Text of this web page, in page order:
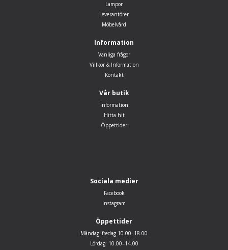
Lampor
Leverantörer
Möbelvård
Information
Vanliga frågor
Villkor & Information
Kontakt
Vår butik
Information
Hitta hit
Öppettider
Sociala medier
Facebook
Instagram
Öppettider
Måndag–fredag 10.00–18.00
Lördag: 10.00–14.00